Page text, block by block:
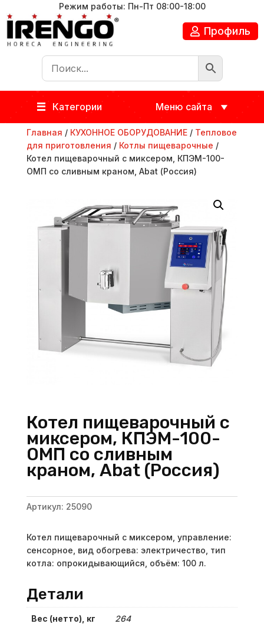
Режим работы: Пн-Пт 08:00-18:00
Профиль
Категории Меню сайта
Главная / КУХОННОЕ ОБОРУДОВАНИЕ/ Тепловое
для приготовления / Котлы пищеварочные /
Котел пищеварочный с миксером, КПЭМ-100-
ОМП со сливным краном, Abat (Россия)
Котел пищеварочный с
миксером, КПЭМ-100-
ОМП со сливным
краном, Abat (Россия)
Артикул: 25090
Котел пищеварочный с миксером, управление:
сенсорное, вид обогрева: электричество, тип
котла: опрокидывающийся, объём: 100 л.
Детали
Вес (нетто), кг 264